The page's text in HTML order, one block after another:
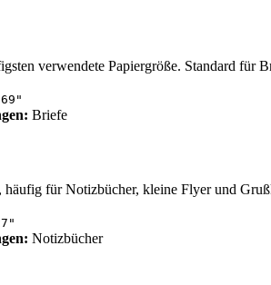
verwendete Papiergröße. Standard für
"
: Briefe
für Notizbücher, kleine Flyer und
"
: Notizbücher